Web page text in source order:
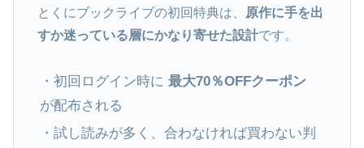
とくにブックライブの初回特典は、
原作に手を出
すか迷っている層にかなり寄せた設計です。
・初回ログイン時に最大70％OFFクーポン
が配布される
・試し読みが多く、合わなければ買わない判